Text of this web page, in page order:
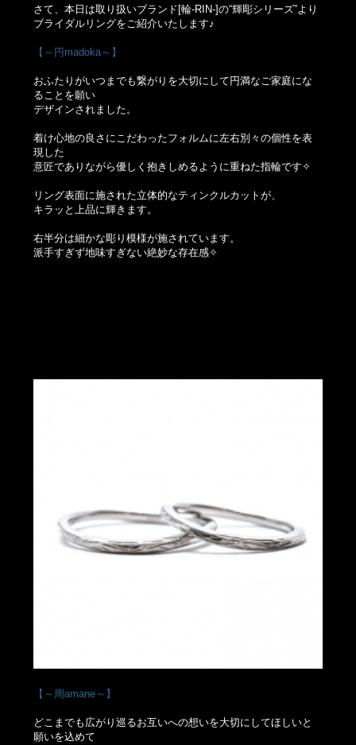
さて、本日は取り扱いブランド[輪-RIN-]の“輝彫シリーズ”より
ブライダルリングをご紹介いたします♪
【～円madoka～】
おふたりがいつまでも繋がりを大切にして円満なご家庭にな
ることを願い
デザインされました。
着け心地の良さにこだわったフォルムに左右別々の個性を表
現した
意匠でありながら優しく抱きしめるように重ねた指輪です✧
リング表面に施された立体的なティンクルカットが、
キラッと上品に輝きます。
右半分は細かな彫り模様が施されています。
派手すぎず地味すぎない絶妙な存在感✧
【～周amane～】
どこまでも広がり巡るお互いへの想いを大切にしてほしいと
願いを込めて